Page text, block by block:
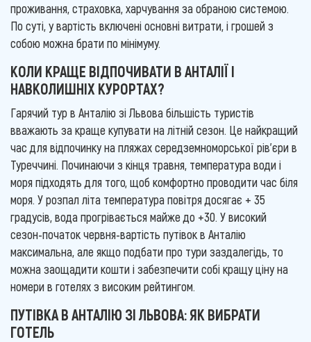
проживання, страховка, харчування за обраною системою.
По суті, у вартість включені основні витрати, і грошей з
собою можна брати по мінімуму.
КОЛИ КРАЩЕ ВІДПОЧИВАТИ В АНТАЛІЇ І
НАВКОЛИШНІХ КУРОРТАХ?
Гарячий тур в Анталію зі Львова більшість туристів
вважають за краще купувати на літній сезон. Це найкращий
час для відпочинку на пляжах середземноморської рів'єри в
Туреччині. Починаючи з кінця травня, температура води і
моря підходять для того, щоб комфортно проводити час біля
моря. У розпал літа температура повітря досягає + 35
градусів, вода прогрівається майже до +30. У високий
сезон-початок червня-вартість путівок в Анталію
максимальна, але якщо подбати про тури заздалегідь, то
можна заощадити кошти і забезпечити собі кращу ціну на
номери в готелях з високим рейтингом.
ПУТІВКА В АНТАЛІЮ ЗІ ЛЬВОВА: ЯК ВИБРАТИ
ГОТЕЛЬ